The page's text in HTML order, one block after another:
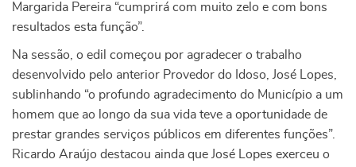
Margarida Pereira “cumprirá com muito zelo e com bons
resultados esta função”.
Na sessão, o edil começou por agradecer o trabalho
desenvolvido pelo anterior Provedor do Idoso, José Lopes,
sublinhando “o profundo agradecimento do Município a um
homem que ao longo da sua vida teve a oportunidade de
prestar grandes serviços públicos em diferentes funções”.
Ricardo Araújo destacou ainda que José Lopes exerceu o